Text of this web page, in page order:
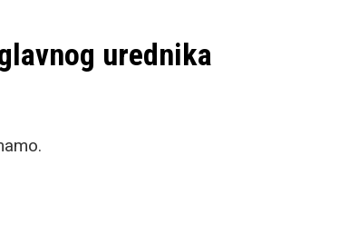
urednika